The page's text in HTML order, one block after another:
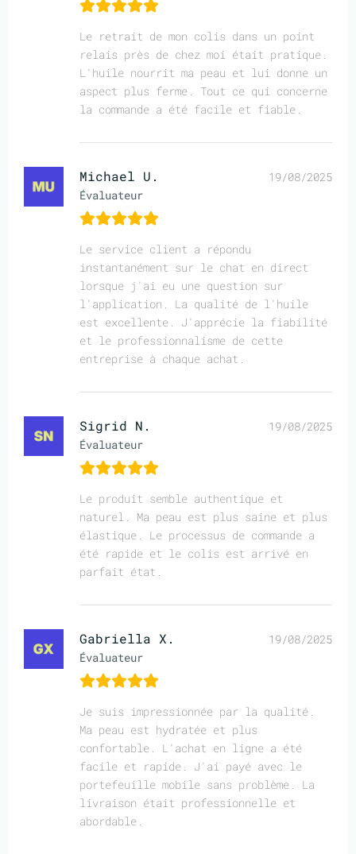
Le retrait de mon colis dans un point
relais près de chez moi était pratique.
L'huile nourrit ma peau et lui donne un
aspect plus ferme. Tout ce qui concerne
la commande a été facile et fiable.
Michael U.
Évaluateur
19/08/2025
Le service client a répondu
instantanément sur le chat en direct
lorsque j'ai eu une question sur
l'application. La qualité de l'huile
est excellente. J'apprécie la fiabilité
et le professionnalisme de cette
entreprise à chaque achat.
Sigrid N.
Évaluateur
19/08/2025
Le produit semble authentique et
naturel. Ma peau est plus saine et plus
élastique. Le processus de commande a
été rapide et le colis est arrivé en
parfait état.
Gabriella X.
Évaluateur
19/08/2025
Je suis impressionnée par la qualité.
Ma peau est hydratée et plus
confortable. L'achat en ligne a été
facile et rapide. J'ai payé avec le
portefeuille mobile sans problème. La
livraison était professionnelle et
abordable.